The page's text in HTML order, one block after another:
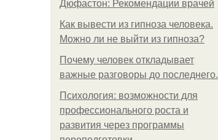
Дюфастон: Рекомендации врачей
Как вывести из гипноза человека.
Можно ли не выйти из гипноза?
Почему человек откладывает
важные разговоры до последнего.
Психология: возможности для
профессионального роста и
развития через программы